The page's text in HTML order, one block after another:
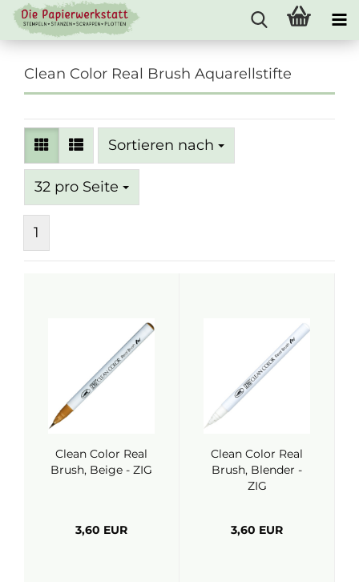
Clean Color Real Brush Aquarellstifte
Sortieren nach
Sortieren nach
32 pro Seite
pro Seite
1
Clean Color Real
Brush, Beige - ZIG
3,60 EUR
Clean Color Real
Brush, Blender -
ZIG
3,60 EUR